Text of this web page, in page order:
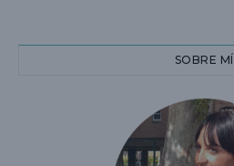
SOBRE MÍ